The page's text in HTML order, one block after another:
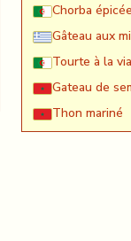
Chorba
Gâteau aux
Tourte à la
Gateau de
Thon mariné